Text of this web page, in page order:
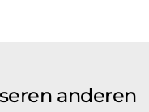
anderen